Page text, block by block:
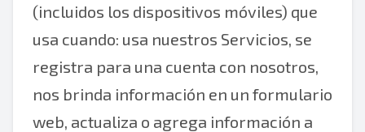
(incluidos los dispositivos móviles) que
usa cuando: usa nuestros Servicios, se
registra para una cuenta con nosotros,
nos brinda información en un formulario
web, actualiza o agrega información a